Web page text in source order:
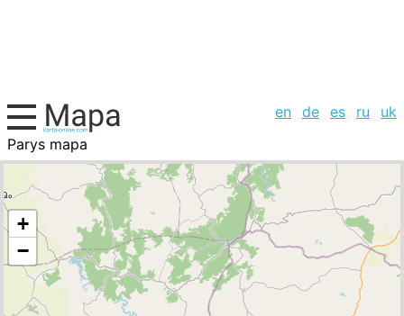
en de es ru
uk
Parys mapa
Marruecos, la lista de ciudades
+
−